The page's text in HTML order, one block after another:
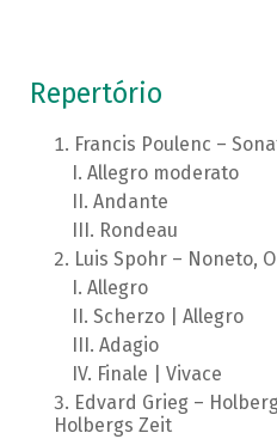
Repertório
Francis Poulenc –
Allegro moderato
Andante
Rondeau
Luis Spohr – Noneto,
Allegro
Scherzo | Allegro
Adagio
Finale | Vivace
Edvard Grieg –
Holbergs Zeit